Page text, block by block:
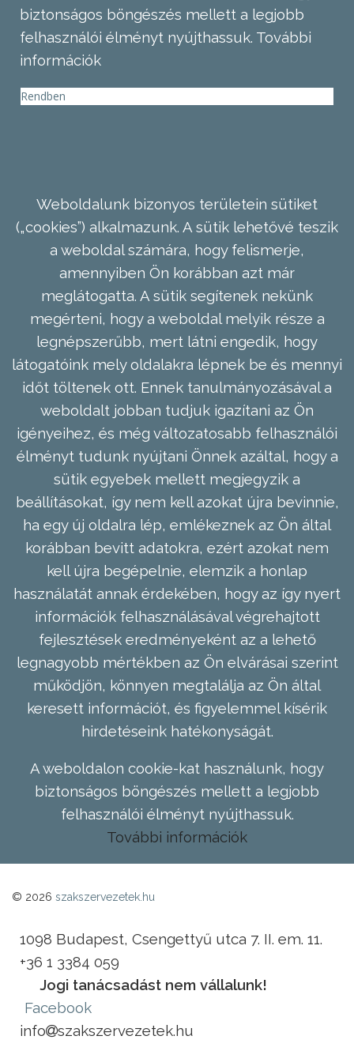
biztonságos böngészés mellett a legjobb
felhasználói élményt nyújthassuk. További
információk
Rendben
Weboldalunk bizonyos területein sütiket
(„cookies”) alkalmazunk. A sütik lehetővé teszik
a weboldal számára, hogy felismerje,
amennyiben Ön korábban azt már
meglátogatta. A sütik segítenek nekünk
megérteni, hogy a weboldal melyik része a
legnépszerűbb, mert látni engedik, hogy
látogatóink mely oldalakra lépnek be és mennyi
időt töltenek ott. Ennek tanulmányozásával a
weboldalt jobban tudjuk igazítani az Ön
igényeihez, és még változatosabb felhasználói
élményt tudunk nyújtani Önnek azáltal, hogy a
sütik egyebek mellett megjegyzik a
beállításokat, így nem kell azokat újra bevinnie,
ha egy új oldalra lép, emlékeznek az Ön által
korábban bevitt adatokra, ezért azokat nem
kell újra begépelnie, elemzik a honlap
használatát annak érdekében, hogy az így nyert
információk felhasználásával végrehajtott
fejlesztések eredményeként az a lehető
legnagyobb mértékben az Ön elvárásai szerint
működjön, könnyen megtalálja az Ön által
keresett információt, és figyelemmel kísérik
hirdetéseink hatékonyságát.
A weboldalon cookie-kat használunk, hogy
biztonságos böngészés mellett a legjobb
felhasználói élményt nyújthassuk.
További információk
© 2026 szakszervezetek.hu
1098 Budapest, Csengettyű utca 7. II. em. 11.
+36 1 3384 059
Jogi tanácsadást nem vállalunk!
Facebook
info
szakszervezetek.hu